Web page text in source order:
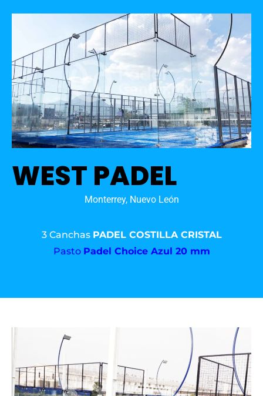
WEST PADEL
Monterrey, Nuevo León
3 Canchas PADEL COSTILLA CRISTAL
Pasto Padel Choice Azul 20 mm